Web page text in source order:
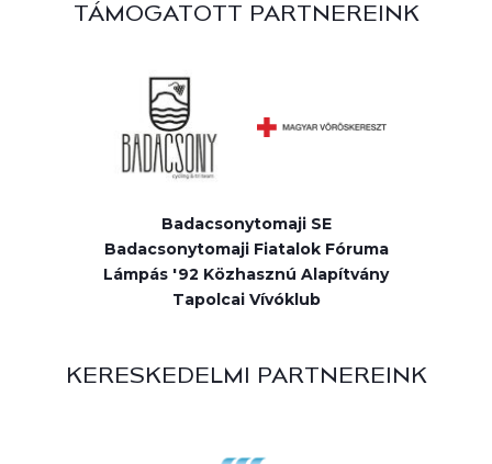
TÁMOGATOTT PARTNEREINK
Badacsonytomaji SE
Badacsonytomaji Fiatalok Fóruma
Lámpás '92 Közhasznú Alapítvány
Tapolcai Vívóklub
KERESKEDELMI PARTNEREINK